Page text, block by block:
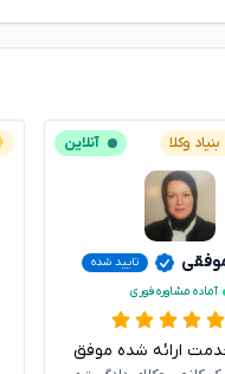
وکلا آنلاین
تایید شده
آماده مشاوره فوری
ارائه شده موفق